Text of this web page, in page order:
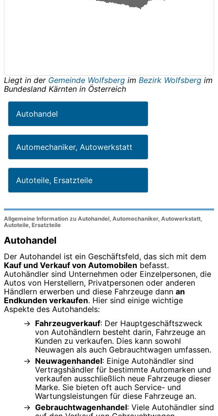
Liegt in der Gemeinde Wolfsberg im Bezirk Wolfsberg im
Bundesland Kärnten in Österreich
Autohandel
Automechaniker, Autowerkstatt
Autoteile, Ersatzteile
Allgemeine Information zu Autohandel, Automechaniker, Autowerkstatt,
Autoteile, Ersatzteile
Autohandel
Der Autohandel ist ein Geschäftsfeld, das sich mit dem
Kauf und Verkauf von Automobilen befasst.
Autohändler sind Unternehmen oder Einzelpersonen, die
Autos von Herstellern, Privatpersonen oder anderen
Händlern erwerben und diese Fahrzeuge dann an
Endkunden verkaufen. Hier sind einige wichtige
Aspekte des Autohandels:
Fahrzeugverkauf: Der Hauptgeschäftszweck
von Autohändlern besteht darin, Fahrzeuge an
Kunden zu verkaufen. Dies kann sowohl
Neuwagen als auch Gebrauchtwagen umfassen.
Neuwagenhandel: Einige Autohändler sind
Vertragshändler für bestimmte Automarken und
verkaufen ausschließlich neue Fahrzeuge dieser
Marke. Sie bieten oft auch Service- und
Wartungsleistungen für diese Fahrzeuge an.
Gebrauchtwagenhandel: Viele Autohändler sind